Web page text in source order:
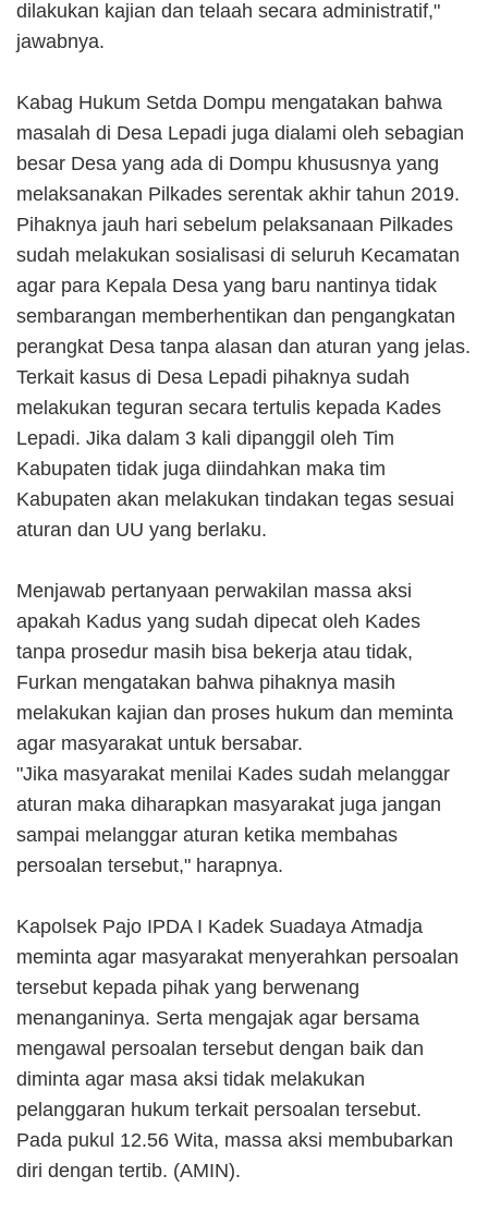
dilakukan kajian dan telaah secara administratif,"
jawabnya.
Kabag Hukum Setda Dompu mengatakan bahwa
masalah di Desa Lepadi juga dialami oleh sebagian
besar Desa yang ada di Dompu khususnya yang
melaksanakan Pilkades serentak akhir tahun 2019.
Pihaknya jauh hari sebelum pelaksanaan Pilkades
sudah melakukan sosialisasi di seluruh Kecamatan
agar para Kepala Desa yang baru nantinya tidak
sembarangan memberhentikan dan pengangkatan
perangkat Desa tanpa alasan dan aturan yang jelas.
Terkait kasus di Desa Lepadi pihaknya sudah
melakukan teguran secara tertulis kepada Kades
Lepadi. Jika dalam 3 kali dipanggil oleh Tim
Kabupaten tidak juga diindahkan maka tim
Kabupaten akan melakukan tindakan tegas sesuai
aturan dan UU yang berlaku.
Menjawab pertanyaan perwakilan massa aksi
apakah Kadus yang sudah dipecat oleh Kades
tanpa prosedur masih bisa bekerja atau tidak,
Furkan mengatakan bahwa pihaknya masih
melakukan kajian dan proses hukum dan meminta
agar masyarakat untuk bersabar.
"Jika masyarakat menilai Kades sudah melanggar
aturan maka diharapkan masyarakat juga jangan
sampai melanggar aturan ketika membahas
persoalan tersebut," harapnya.
Kapolsek Pajo IPDA I Kadek Suadaya Atmadja
meminta agar masyarakat menyerahkan persoalan
tersebut kepada pihak yang berwenang
menanganinya. Serta mengajak agar bersama
mengawal persoalan tersebut dengan baik dan
diminta agar masa aksi tidak melakukan
pelanggaran hukum terkait persoalan tersebut.
Pada pukul 12.56 Wita, massa aksi membubarkan
diri dengan tertib. (AMIN).